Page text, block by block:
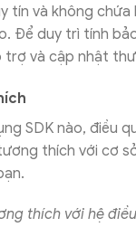
tín và không chứa
Để duy trì tính
trợ và cập nhật
SDK nào, điều
thích với cơ
thích với hệ